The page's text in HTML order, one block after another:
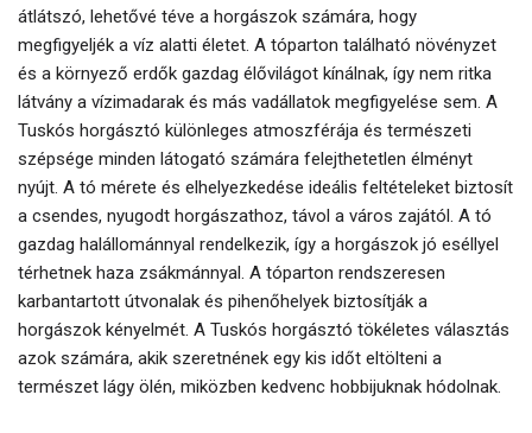
átlátszó, lehetővé téve a horgászok számára, hogy
megfigyeljék a víz alatti életet. A tóparton található növényzet
és a környező erdők gazdag élővilágot kínálnak, így nem ritka
látvány a vízimadarak és más vadállatok megfigyelése sem. A
Tuskós horgásztó különleges atmoszférája és természeti
szépsége minden látogató számára felejthetetlen élményt
nyújt. A tó mérete és elhelyezkedése ideális feltételeket biztosít
a csendes, nyugodt horgászathoz, távol a város zajától. A tó
gazdag halállománnyal rendelkezik, így a horgászok jó eséllyel
térhetnek haza zsákmánnyal. A tóparton rendszeresen
karbantartott útvonalak és pihenőhelyek biztosítják a
horgászok kényelmét. A Tuskós horgásztó tökéletes választás
azok számára, akik szeretnének egy kis időt eltölteni a
természet lágy ölén, miközben kedvenc hobbijuknak hódolnak.